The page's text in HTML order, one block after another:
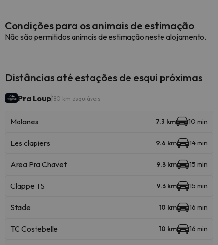
Condições para os animais de estimação
Não são permitidos animais de estimação neste alojamento.
Distâncias até estações de esqui próximas
Pra Loup180 km esquiáveis
Molanes 7.3 km 10 min
Les clapiers 9.6 km 14 min
Area Pra Chavet 9.8 km 15 min
Clappe TS 9.8 km 15 min
Stade 10 km 16 min
TC Costebelle 10 km 16 min